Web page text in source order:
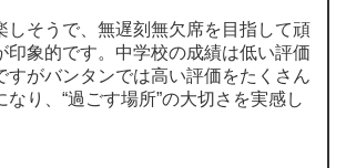
しそうで、無遅刻無欠席を目指して頑
印象的です。中学校の成績は低い評価
すがバンタンでは高い評価をたくさん
なり、“過ごす場所”の大切さを実感し